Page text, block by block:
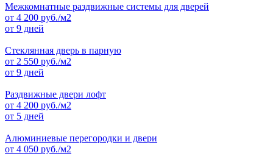
Межкомнатные раздвижные системы для дверей
от 4 200 руб./м2
от 9 дней
Стеклянная дверь в парную
от 2 550 руб./м2
от 9 дней
Раздвижные двери лофт
от 4 200 руб./м2
от 5 дней
Алюминиевые перегородки и двери
от 4 050 руб./м2